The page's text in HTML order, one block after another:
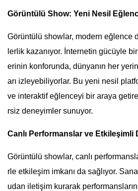
Görüntülü Show: Yeni Nesil
Görüntülü showlar, modern eğlence
lerlik kazanıyor. İnternetin gücüyle
erinin konforunda, dünyanın her
arı izleyebiliyorlar. Bu yeni nesil
ve interaktif eğlenceyi bir araya
rsiz deneyimler sunuyor.
Canlı Performanslar ve Etkileşimli
Görüntülü showlar, canlı
rle etkileşim imkanı da sağlıyor.
udan iletişim kurarak